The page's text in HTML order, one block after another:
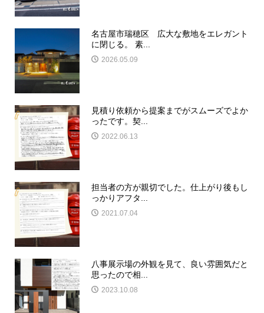
名古屋市瑞穂区 広大な敷地をエレガント
に閉じる。 素...
2026.05.09
見積り依頼から提案までがスムーズでよか
ったです。契...
2022.06.13
担当者の方が親切でした。仕上がり後もし
っかりアフタ...
2021.07.04
八事展示場の外観を見て、良い雰囲気だと
思ったので相...
2023.10.08